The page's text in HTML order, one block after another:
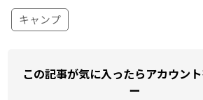
キャンプ
この記事が気に入ったらアカウン
ー